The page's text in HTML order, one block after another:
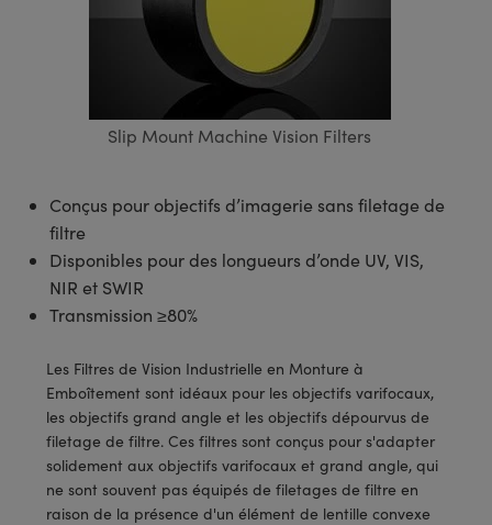
Optiques de SCHOTT
Optiques Traités par
Diffractifs (DOE)
Optiques
de Faisceaux Laser
Microscopie Laser
Laser
Optomécaniques
: Optomécanique
de Microscopie
Microscope
Modulaires Zoom
Micromètres
de Microscopie
et
pour Objectifs d’Imagerie
Vision Labs
et Composants
pour Caméras
: Test et Détection
Development Systems
Optiques Lightpath®
: Laboratoire et
de Série: Mires
de Série: Test et Détection
de Série: Laboratoire ou
Test et Détection
: Laboratoire ou
Slip Mount Machine Vision Filters
Conçus pour objectifs d’imagerie sans filetage de
filtre
Disponibles pour des longueurs d’onde UV, VIS,
NIR et SWIR
Transmission ≥80%
Les Filtres de Vision Industrielle en Monture à
Emboîtement sont idéaux pour les objectifs varifocaux,
les objectifs grand angle et les objectifs dépourvus de
filetage de filtre. Ces filtres sont conçus pour s'adapter
solidement aux objectifs varifocaux et grand angle, qui
ne sont souvent pas équipés de filetages de filtre en
raison de la présence d'un élément de lentille convexe